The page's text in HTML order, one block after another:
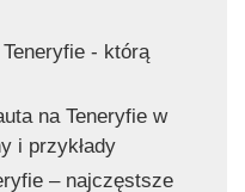
- którą
na Teneryfie w
i przykłady
– najczęstsze